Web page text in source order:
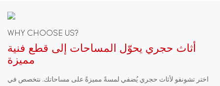
WHY CHOOSE US?
أثاث حجري يحوّل المساحات إلى قطع فنية
مميزة
اختر تشونفو لأثاث حجري يُضفي لمسةً مميزةً على مساحاتك. نتخصص في